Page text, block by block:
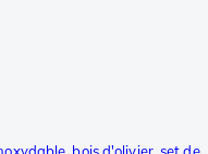
bois d'olivier, set de